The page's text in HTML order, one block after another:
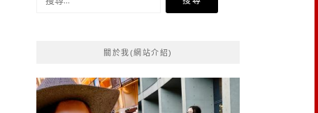
關於我(網站介紹)